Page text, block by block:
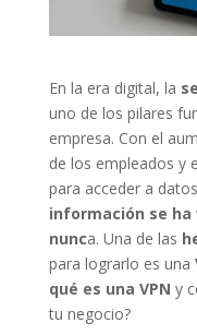
En la era digital, la
uno de los pilares
empresa. Con el
de los empleados y
para acceder a
información se
nunca. Una de las
para lograrlo es una
qué es una VPN y
tu negocio?